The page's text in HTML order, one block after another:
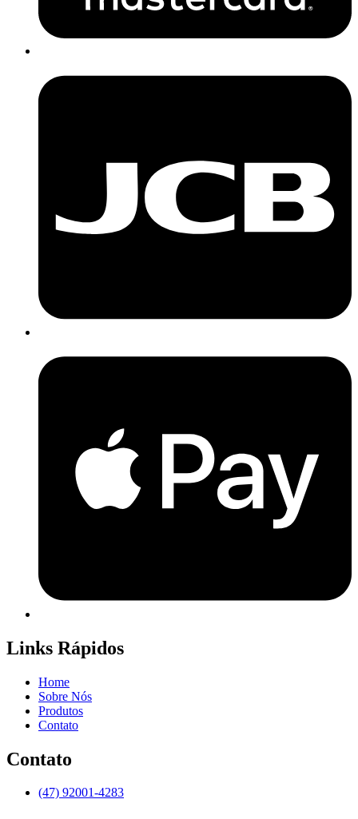
Links Rápidos
Home
Sobre Nós
Produtos
Contato
Contato
(47) 92001-4283